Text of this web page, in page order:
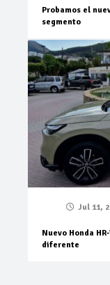
Probamos el
segmento
Jul 11,
Nuevo Honda
diferente